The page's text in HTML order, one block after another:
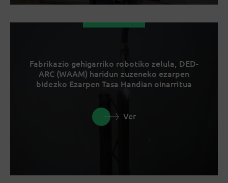
Fabrikazio gehigarriko robotiko zelula, DED-
ARC (WAAM) haridun zuzeneko ezarpen
bidezko Ezarpen Tasa Handian oinarritua
Ver